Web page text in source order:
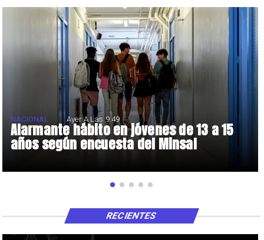
Alarmante hábito en jóvenes de 13 a 15
años según encuesta del Minsal
NACIONAL Ayer A Las 9:49
RECIENTES